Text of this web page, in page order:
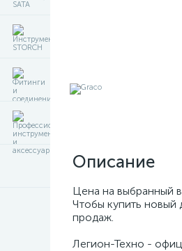
Описание
Цена на выбранный
Чтобы купить новый
продаж.
Легион-Техно -